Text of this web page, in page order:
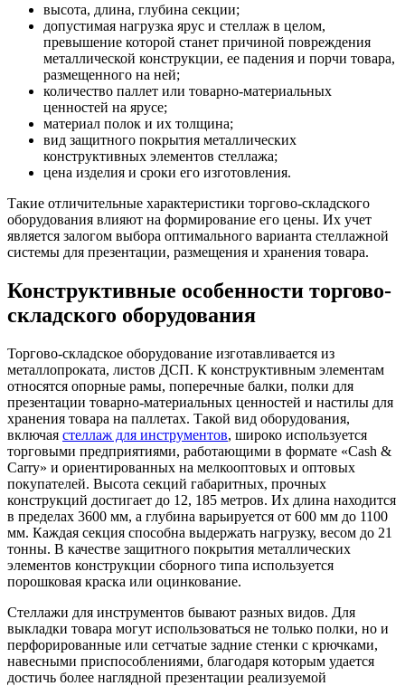
высота, длина, глубина секции;
допустимая нагрузка ярус и стеллаж в целом,
превышение которой станет причиной повреждения
металлической конструкции, ее падения и порчи товара,
размещенного на ней;
количество паллет или товарно-материальных
ценностей на ярусе;
материал полок и их толщина;
вид защитного покрытия металлических
конструктивных элементов стеллажа;
цена изделия и сроки его изготовления.
Такие отличительные характеристики торгово-складского
оборудования влияют на формирование его цены. Их учет
является залогом выбора оптимального варианта стеллажной
системы для презентации, размещения и хранения товара.
Конструктивные особенности торгово-
складского оборудования
Торгово-складское оборудование изготавливается из
металлопроката, листов ДСП. К конструктивным элементам
относятся опорные рамы, поперечные балки, полки для
презентации товарно-материальных ценностей и настилы для
хранения товара на паллетах. Такой вид оборудования,
включая стеллаж для инструментов, широко используется
торговыми предприятиями, работающими в формате «Cash &
Carry» и ориентированных на мелкооптовых и оптовых
покупателей. Высота секций габаритных, прочных
конструкций достигает до 12, 185 метров. Их длина находится
в пределах 3600 мм, а глубина варьируется от 600 мм до 1100
мм. Каждая секция способна выдержать нагрузку, весом до 21
тонны. В качестве защитного покрытия металлических
элементов конструкции сборного типа используется
порошковая краска или оцинкование.
Стеллажи для инструментов бывают разных видов. Для
выкладки товара могут использоваться не только полки, но и
перфорированные или сетчатые задние стенки с крючками,
навесными приспособлениями, благодаря которым удается
достичь более наглядной презентации реализуемой